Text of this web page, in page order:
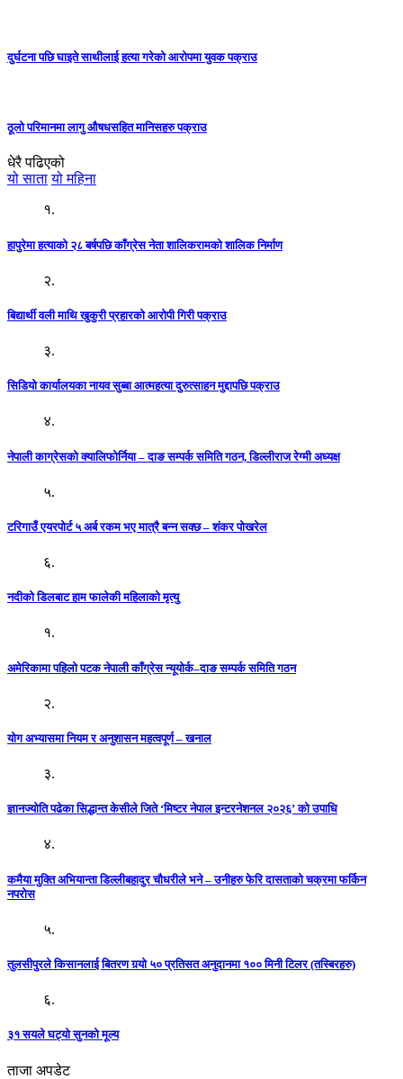
दुर्घटना पछि घाइते साथीलाई हत्या गरेको आरोपमा युवक पक्राउ
ठूलो परिमानमा लागु औषधसहित मानिसहरु पक्राउ
धेरै पढिएको
यो साता यो महिना
१.
हापुरेमा हत्याको २८ बर्षपछि काँग्रेस नेता शालिकरामको शालिक निर्माण
२.
बिद्यार्थी वली माथि खुकुरी प्रहारको आरोपी गिरी पक्राउ
३.
सिडियो कार्यालयका नायव सुब्बा आत्महत्या दुरुत्साहन मुद्दापछि पक्राउ
४.
नेपाली काग्रेसको क्यालिफोर्निया – दाङ सम्पर्क समिति गठन, डिल्लीराज रेग्मी अध्यक्ष
५.
टरिगाउँ एयरपोर्ट ५ अर्ब रकम भए मात्रै बन्न सक्छ – शंकर पोखरेल
६.
नदीको डिलबाट हाम फालेकी महिलाको मृत्यु
१.
अमेरिकामा पहिलो पटक नेपाली काँग्रेस न्यूयोर्क–दाङ सम्पर्क समिति गठन
२.
योग अभ्यासमा नियम र अनुशासन महत्वपूर्ण – खनाल
३.
ज्ञानज्योति पढेका सिद्धान्त केसीले जिते ‘मिष्टर नेपाल इन्टरनेशनल २०२६’ को उपाधि
४.
कमैया मुक्ति अभियान्ता डिल्लीबहादुर चौधरीले भने – उनीहरु फेरि दासताको चक्रमा फर्किन
नपरोस
५.
तुलसीपुरले किसानलाई बितरण गर्‍यो ५० प्रतिसत अनुदानमा १०० मिनी टिलर (तस्बिरहरु)
६.
३१ सयले घट्यो सुनको मूल्य
ताजा अपडेट